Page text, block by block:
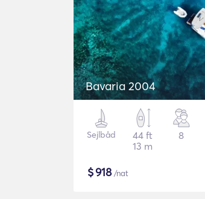
Bavaria 2004
Sejlbåd
44 ft
13 m
8
$918/nat